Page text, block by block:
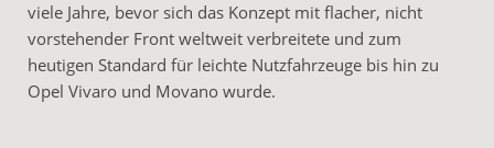
viele Jahre, bevor sich das Konzept mit flacher, nicht
vorstehender Front weltweit verbreitete und zum
heutigen Standard für leichte Nutzfahrzeuge bis hin zu
Opel Vivaro und Movano wurde.